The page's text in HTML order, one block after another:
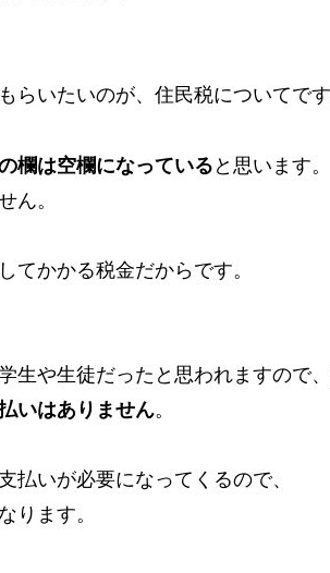
らいたいのが、住民税についてです
欄は空欄になっている と思います。
ん。
てかかる税金だからです。
生や生徒だったと思われますので
いはありません。
払いが必要になってくるので、
ります。